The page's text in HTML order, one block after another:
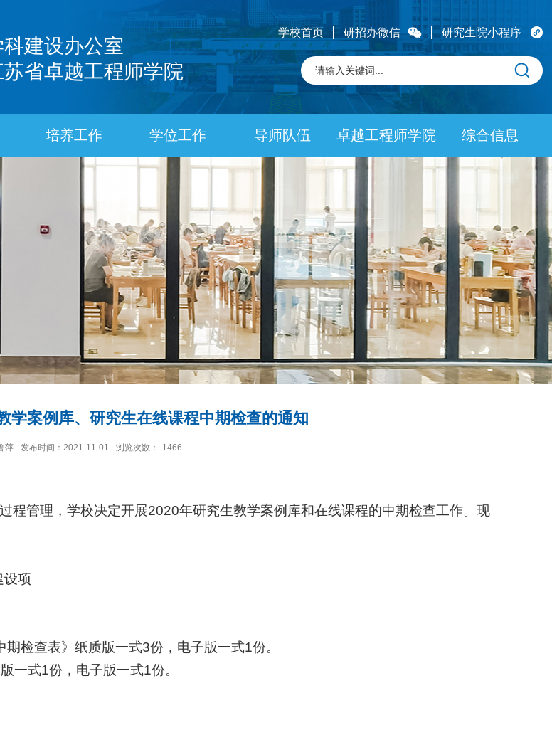
科建设办公室
苏省卓越工程师学院
学校首页 研招办微信 研究生院小程序
培养工作 学位工作 导师队伍 卓越工程师学院 综合信息
学案例库、研究生在线课程中期检查的通知
萍 发布时间：2021-11-01 浏览次数： 1466
程管理，学校决定开展2020年研究生教学案例库和在线课程的中期检查工作。现
设项
期检查表》纸质版一式3份，电子版一式1份。
一式1份，电子版一式1份。